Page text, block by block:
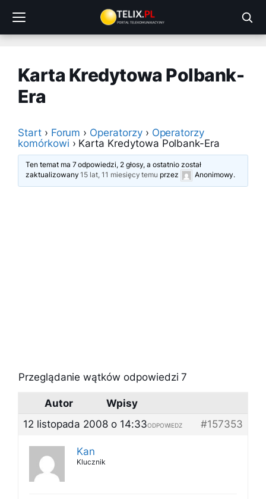
treści
Karta Kredytowa Polbank-
Era
Start › Forum › Operatorzy › Operatorzy
komórkowi › Karta Kredytowa Polbank-Era
Ten temat ma 7 odpowiedzi, 2 głosy, a ostatnio został
zaktualizowany15 lat, 11 miesięcy temu przez Anonimowy.
Przeglądanie wątków odpowiedzi 7
Autor
Wpisy
12 listopada 2008 o 14:33
#157353
ODPOWIEDZ
Kan
Klucznik